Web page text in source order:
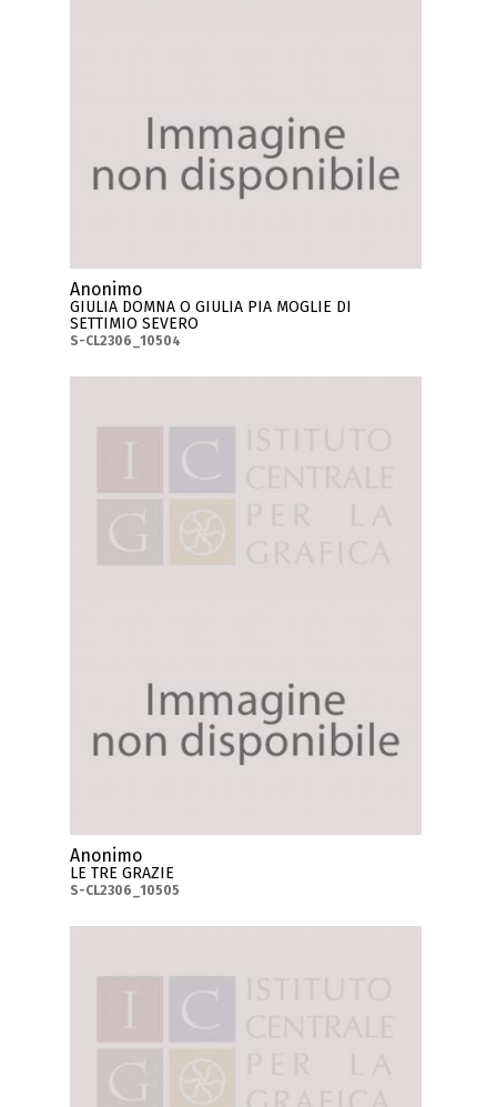
Anonimo
GIULIA DOMNA O GIULIA PIA MOGLIE DI
SETTIMIO SEVERO
S-CL2306_10504
Anonimo
LE TRE GRAZIE
S-CL2306_10505